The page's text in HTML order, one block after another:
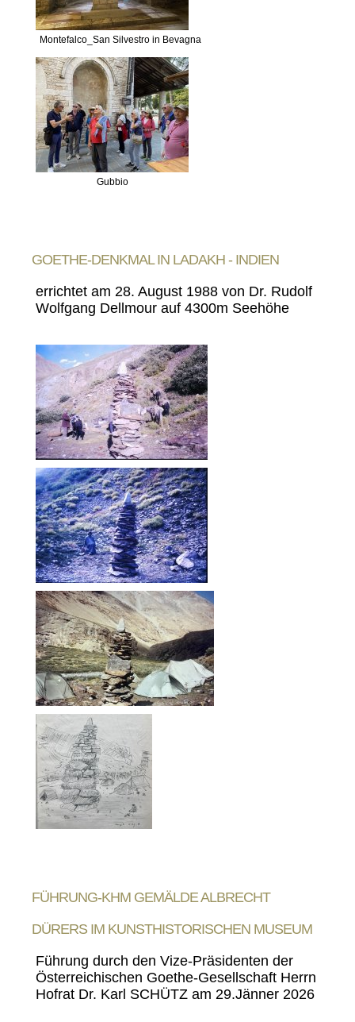
Montefalco_San Silvestro in Bevagna
Gubbio
GOETHE-DENKMAL IN LADAKH - INDIEN
errichtet am 28. August 1988 von Dr. Rudolf
Wolfgang Dellmour auf 4300m Seehöhe
FÜHRUNG-KHM GEMÄLDE ALBRECHT
DÜRERS IM KUNSTHISTORISCHEN MUSEUM
Führung durch den Vize-Präsidenten der
Österreichischen Goethe-Gesellschaft Herrn
Hofrat Dr. Karl SCHÜTZ am 29.Jänner 2026